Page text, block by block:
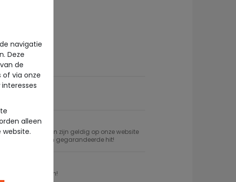
cadeaubonnen zijn geldig op onze website
cadeau voor een gegarandeerde hit!
met je aankopen!
navigatie
Deze
de
via onze
alleen
website.